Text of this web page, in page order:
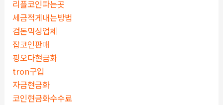
리플코인파는곳
세금적게내는방법
검돈믹싱업체
잡코인판매
핑오다현금화
tron구입
자금현금화
코인현금화수수료